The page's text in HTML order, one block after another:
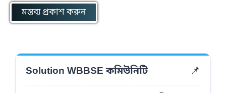
Solution WBBSE কমিউনিটি 📌